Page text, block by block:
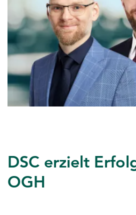
EXPERTISE
TEAM
NEWS
KARRIERE
DSC erzielt
OGH